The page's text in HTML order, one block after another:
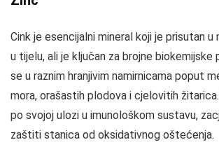
Cink je esencijalni mineral koji je prisutan u
u tijelu, ali je ključan za brojne biokemijske
se u raznim hranjivim namirnicama poput
mora, orašastih plodova i cjelovitih
po svojoj ulozi u imunološkom sustavu,
zaštiti stanica od oksidativnog oštećenja.